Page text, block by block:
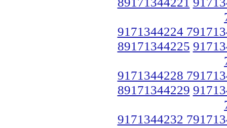
9171344224
89171344225
9171344228
89171344229
9171344232